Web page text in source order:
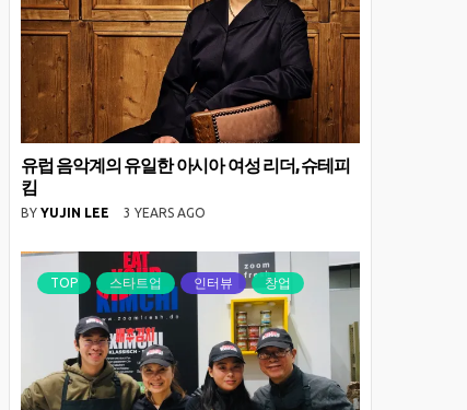
유럽 음악계의 유일한 아시아 여성 리더, 슈테피
킴
BY YUJIN LEE 3 YEARS AGO
TOP 스타트업 인터뷰 창업